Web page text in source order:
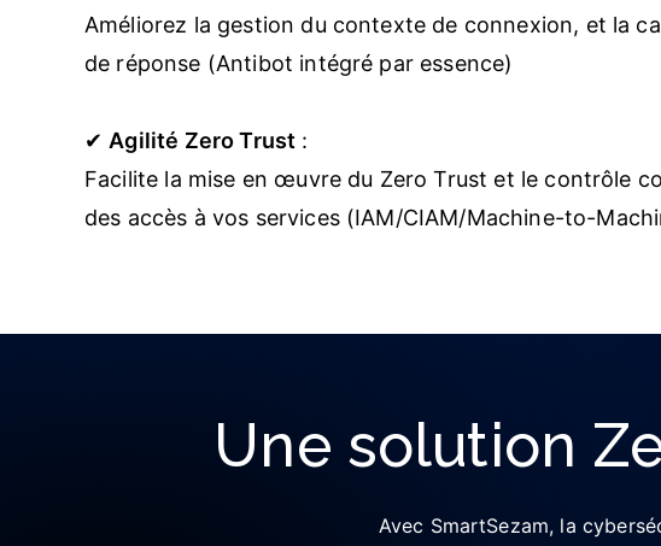
Améliorez la gestion du contexte de connexion, et la
de réponse (Antibot intégré par essence)
✔ Agilité Zero Trust :
Facilite la mise en œuvre du Zero Trust et le contrôle
des accès à vos services (IAM/CIAM/Machine-to-
Une solution
Avec SmartSezam, la